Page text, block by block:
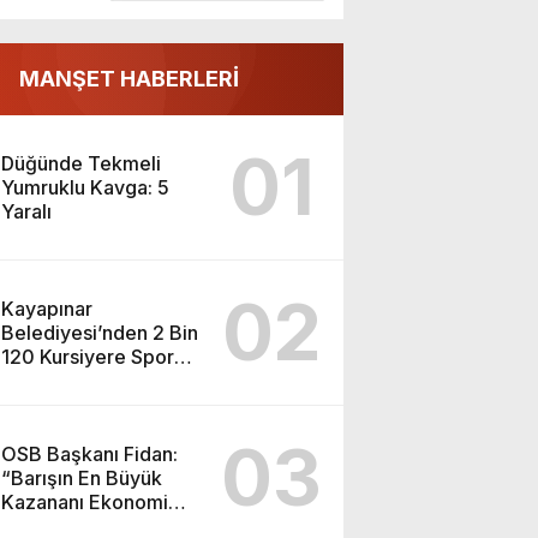
MANŞET HABERLERİ
Düğünde Tekmeli
Yumruklu Kavga: 5
Yaralı
01
Kayapınar
Belediyesi’nden 2 Bin
120 Kursiyere Spor
02
OSB Başkanı Fidan:
“Barışın En Büyük
Kazananı Ekonomi
03